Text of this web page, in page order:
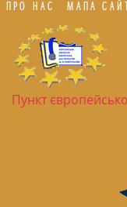
ПРО НАС МАПА
Пункт